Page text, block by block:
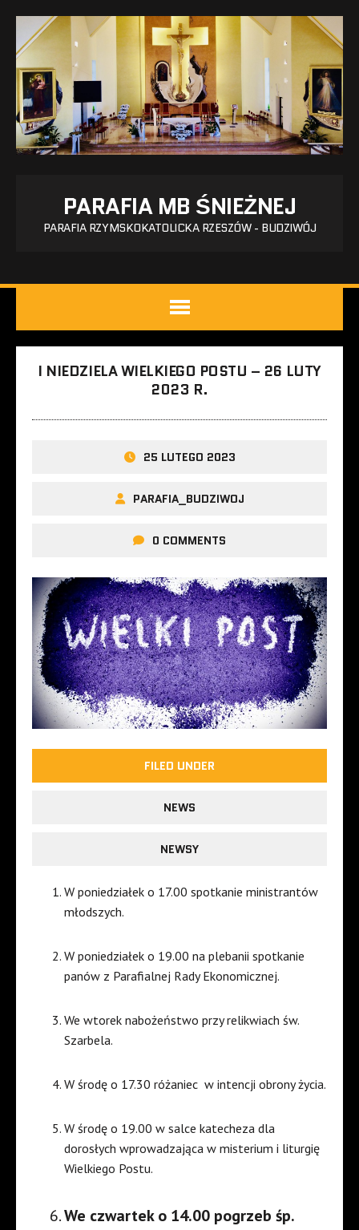
PARAFIA MB ŚNIEŻNEJ
PARAFIA RZYMSKOKATOLICKA RZESZÓW - BUDZIWÓJ
I NIEDZIELA WIELKIEGO POSTU – 26 LUTY
2023 R.
25 LUTEGO 2023
PARAFIA_BUDZIWOJ
0 COMMENTS
FILED UNDER
NEWS
NEWSY
W poniedziałek o 17.00 spotkanie ministrantów
młodszych.
W poniedziałek o 19.00 na plebanii spotkanie
panów z Parafialnej Rady Ekonomicznej.
We wtorek nabożeństwo przy relikwiach św.
Szarbela.
W środę o 17.30 różaniec w intencji obrony życia.
W środę o 19.00 w salce katecheza dla
dorosłych wprowadzająca w misterium i liturgię
Wielkiego Postu.
We czwartek o 14.00 pogrzeb śp.